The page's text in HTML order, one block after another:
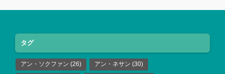
タグ
アン・ソクファン (26) アン・ネサン (30)